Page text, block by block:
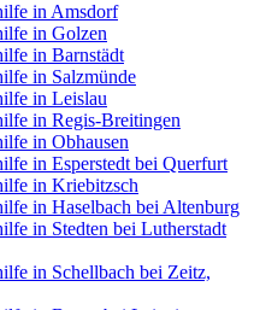
in Amsdorf
in Golzen
in Barnstädt
in Salzmünde
in Leislau
in Regis-Breitingen
in Obhausen
in Esperstedt bei Querfurt
in Kriebitzsch
in Haselbach bei Altenburg
in Stedten bei Lutherstadt
in Schellbach bei Zeitz,